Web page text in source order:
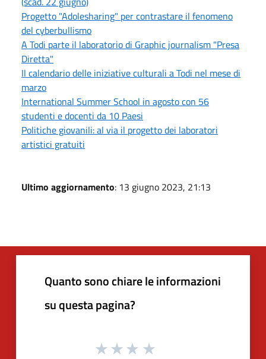
Progetto "Adolesharing" per contrastare il fenomeno
del cyberbullismo
A Todi parte il laboratorio di Graphic journalism "Presa
Diretta"
Il calendario delle iniziative culturali a Todi nel mese di
marzo
International Summer School in agosto con 56
studenti e docenti da 10 Paesi
Politiche giovanili: al via il progetto dei laboratori
artistici gratuiti
Ultimo aggiornamento: 13 giugno 2023, 21:13
Quanto sono chiare le informazioni
su questa pagina?